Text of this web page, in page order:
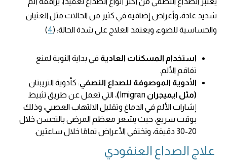
شديد عادة، وأعراض إضافية في كثير من الحالات مثل الغثيان
والحساسية للضوء، ويعتمد العلاج على شدة الحالة: (4
)
استخدام المسكنات العادية في بداية النوبة لمنع
تفاقم الألم.
الأدوية الموصوفة للصداع النصفي: كأدوية التريبتان
(مثل ايميجران Imigran
)، التي تعمل عن طريق تثبيط
إشارات الألم في الدماغ وتقليل الالتهاب العصبي، وذلك
بوقت سريع، حيث يشعر معظم المرضى بالتحسن خلال
20-30 دقيقة، وتختفي الأعراض تمامًا خلال ساعتين.
علاج الصداع العنقودي